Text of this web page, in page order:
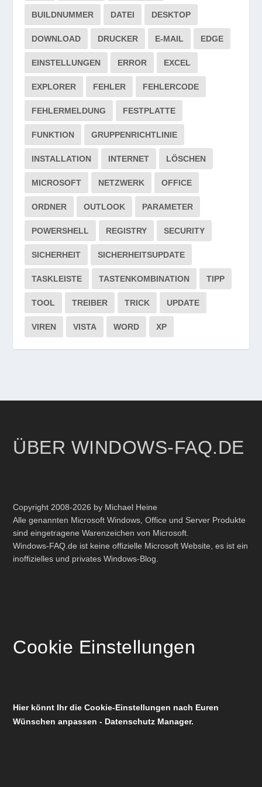
BUILDNUMMER DATEI DESKTOP
DOWNLOAD DRUCKER E-MAIL EDGE
EINSTELLUNGEN ERROR EXCEL
EXPLORER FEHLER FEHLERCODE
FEHLERMELDUNG FESTPLATTE
FUNKTION GRUPPENRICHTLINIE
INSTALLATION INTERNET LÖSCHEN
MICROSOFT NETZWERK OFFICE
ORDNER OUTLOOK PARAMETER
POWERSHELL REGISTRY SECURITY
SICHERHEIT SICHERHEITSUPDATE
TASKLEISTE TASTENKOMBINATION TIPP
TOOL TREIBER TRICK UPDATE
VIREN VISTA WORD XP
ÜBER WINDOWS-FAQ.DE
Copyright 2008-2026 by Michael Heine
Alle genannten Microsoft Windows, Office und Server Produkte
sind eingetragene Warenzeichen von Microsoft.
Windows-FAQ.de ist keine offizielle Microsoft Website, es ist ein
inoffizielles und privates Windows-Blog.
Cookie Einstellungen
Hier könnt Ihr die Cookie-Einstellungen nach Euren
Wünschen anpassen - Datenschutz Manager.